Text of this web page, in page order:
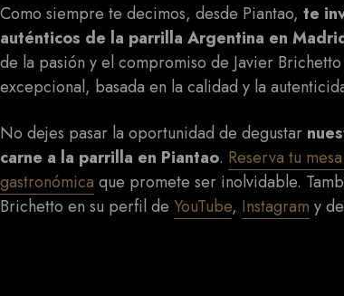
Como siempre te decimos, desde Piantao, te
auténticos de la parrilla Argentina en
de la pasión y el compromiso de Javier
excepcional, basada en la calidad y la
No dejes pasar la oportunidad de degustar
carne a la parrilla en Piantao. Reserva tu
gastronómica que promete ser inolvidable.
Brichetto en su perfil de YouTube, Instagram y de